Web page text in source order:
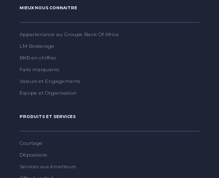
MIEUX NOUS CONNAITRE
Appartenance au Groupe Bank Of Africa
LM Brokerage
BKB en chiffres
Faits marquants
Valeurs et Engagements
Equipe et Organisation
PRODUITS ET SERVICES
Courtage
Dépositaire
Services aux émetteurs